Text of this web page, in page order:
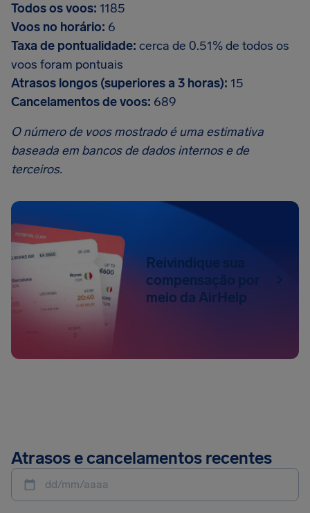
Todos os voos: 1185
Voos no horário: 6
Taxa de pontualidade: cerca de 0.51% de todos os
voos foram pontuais
Atrasos longos (superiores a 3 horas): 15
Cancelamentos de voos: 689
O número de voos mostrado é uma estimativa
baseada em bancos de dados internos e de
terceiros.
Reivindique sua
compensação por
meio da AirHelp
Atrasos e cancelamentos recentes
dd/mm/aaaa